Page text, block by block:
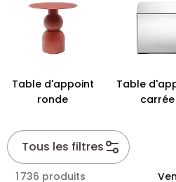
Table d'appoint
ronde
Table
carrée
Tous les filtres
1 736 produits